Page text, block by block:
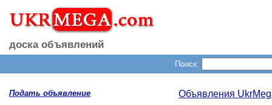
доска объявлений
Поиск:
Подать объявление
Объявления